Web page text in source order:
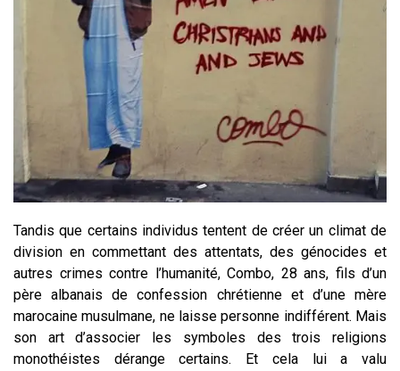
Tandis que certains individus tentent de créer un climat de
division en commettant des attentats, des génocides et
autres crimes contre l’humanité, Combo, 28 ans, fils d’un
père albanais de confession chrétienne et d’une mère
marocaine musulmane, ne laisse personne indifférent. Mais
son art d’associer les symboles des trois religions
monothéistes dérange certains. Et cela lui a valu